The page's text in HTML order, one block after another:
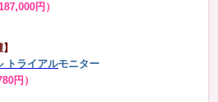
円）
トライアルモニター
円）